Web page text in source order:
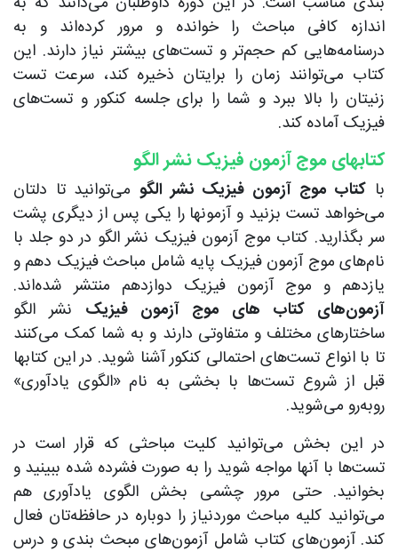
اندازه کافی مباحث را خوانده و مرور کرده‌اند و به
درسنامه‌هایی کم حجم‌تر و تست‌های بیشتر نیاز دارند. این
کتاب می‌توانند زمان را برایتان ذخیره کند، سرعت تست
زنیتان را بالا ببرد و شما را برای جلسه کنکور و تست‌های
فیزیک آماده کند.
کتابهای موج آزمون فیزیک نشر الگو
با کتاب موج آزمون فیزیک نشر الگو می‌توانید تا دلتان
می‌خواهد تست بزنید و آزمونها را یکی پس از دیگری پشت
سر بگذارید. کتاب موج آزمون فیزیک نشر الگو در دو جلد با
نام‌های موج آزمون فیزیک پایه شامل مباحث فیزیک دهم و
یازدهم و موج آزمون فیزیک دوازدهم منتشر شده‌اند.
آزمون‌های کتاب های موج آزمون فیزیک نشر الگو
ساختارهای مختلف و متفاوتی دارند و به شما کمک می‌کنند
تا با انواع تست‌های احتمالی کنکور آشنا شوید. در این کتابها
قبل از شروع تست‌ها با بخشی به نام «الگوی یادآوری»‌
روبه‌رو می‌شوید.
در این بخش می‌توانید کلیت مباحثی که قرار است در
تست‌ها با آنها مواجه شوید را به صورت فشرده شده ببینید و
بخوانید. حتی مرور چشمی بخش الگوی یادآوری هم
می‌توانید کلیه مباحث موردنیاز را دوباره در حافظه‌تان فعال
کند. آزمون‌های کتاب شامل آزمون‌های مبحث بندی و درس